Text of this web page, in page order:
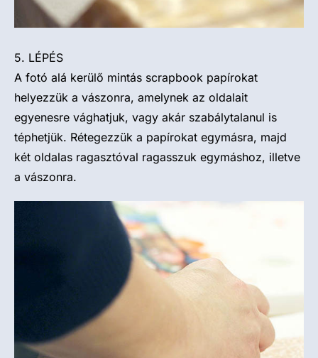
5. LÉPÉS
A fotó alá kerülő mintás scrapbook papírokat
helyezzük a vászonra, amelynek az oldalait
egyenesre vághatjuk, vagy akár szabálytalanul is
téphetjük. Rétegezzük a papírokat egymásra, majd
két oldalas ragasztóval ragasszuk egymáshoz, illetve
a vászonra.